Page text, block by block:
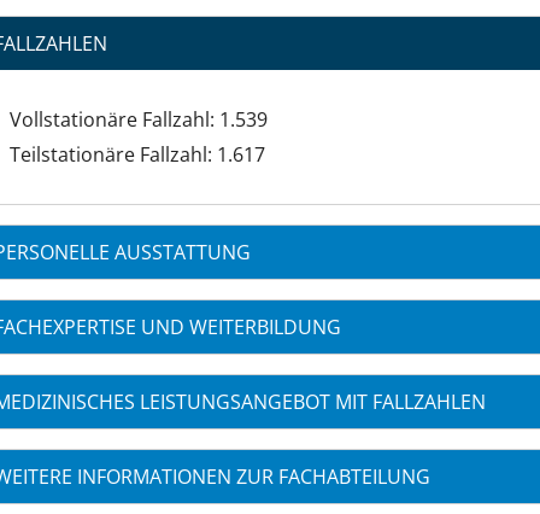
Vollstationäre Fallzahl: 1.539
Teilstationäre Fallzahl: 1.617
AUSSTATTUNG
UND WEITERBILDUNG
LEISTUNGSANGEBOT MIT FALLZAHLEN
INFORMATIONEN ZUR FACHABTEILUNG